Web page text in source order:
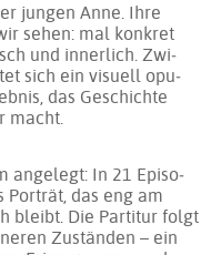
jun­gen Anne. Ih­re
se­hen: mal kon­kret
und in­ner­lich. Zwi­
sich ein vi­su­ell opu­
das Ge­schich­te
macht.
an­ge­legt: In 21 Epi­so­
das eng am
bleibt. Die Par­ti­tur folgt
Zu­stän­den – ein